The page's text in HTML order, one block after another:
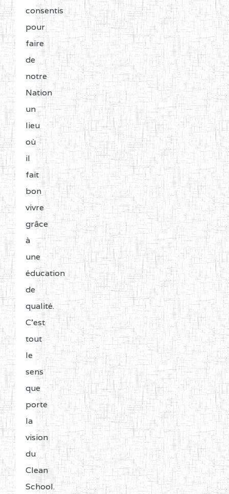
consentis
pour
faire
de
notre
Nation
un
lieu
où
il
fait
bon
vivre
grâce
à
une
éducation
de
qualité.
C'est
tout
le
sens
que
porte
la
vision
du
Clean
School.